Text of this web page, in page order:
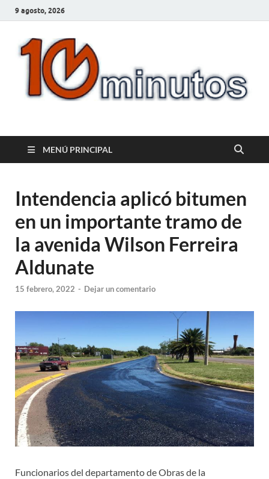
9 agosto, 2026
10minutos.com.uy
MENÚ PRINCIPAL
Intendencia aplicó bitumen
en un importante tramo de
la avenida Wilson Ferreira
Aldunate
15 febrero, 2022 - Dejar un comentario
Funcionarios del departamento de Obras de la